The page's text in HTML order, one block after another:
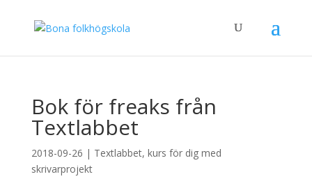
Bok för freaks från
Textlabbet
2018-09-26 | Textlabbet, kurs för dig med
skrivarprojekt